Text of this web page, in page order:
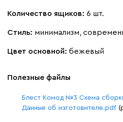
Количество ящиков: 6 шт.
Стиль: минимализм,
Цвет основной: бежевый
Полезные файлы
Блест Комод №3 Схема
Данные об изготовителе.pdf